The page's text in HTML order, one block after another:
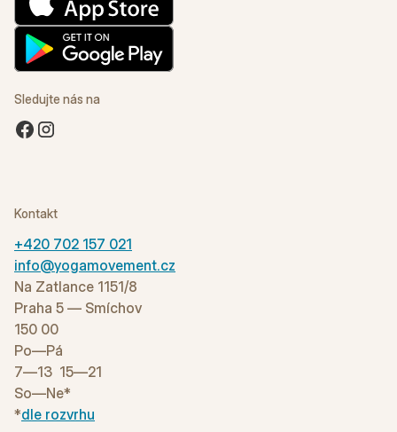
Sledujte nás na
Kontakt
+420 702 157 021
info@yogamovement.cz
Na Zatlance 1151/8
Praha 5 — Smíchov
150 00
Po—Pá
7—13 15—21
So—Ne*
*dle rozvrhu